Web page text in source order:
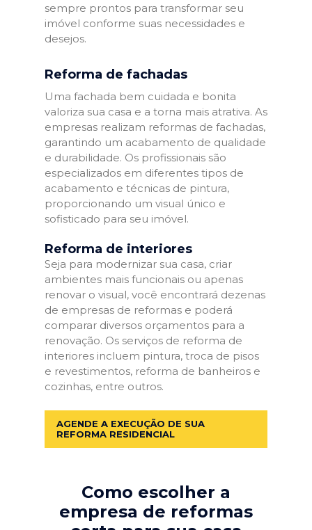
sempre prontos para transformar seu
imóvel conforme suas necessidades e
desejos.
Reforma de fachadas
Uma fachada bem cuidada e bonita
valoriza sua casa e a torna mais atrativa. As
empresas realizam reformas de fachadas,
garantindo um acabamento de qualidade
e durabilidade. Os profissionais são
especializados em diferentes tipos de
acabamento e técnicas de pintura,
proporcionando um visual único e
sofisticado para seu imóvel.
Reforma de interiores
Seja para modernizar sua casa, criar
ambientes mais funcionais ou apenas
renovar o visual, você encontrará dezenas
de empresas de reformas e poderá
comparar diversos orçamentos para a
renovação. Os serviços de reforma de
interiores incluem pintura, troca de pisos
e revestimentos, reforma de banheiros e
cozinhas, entre outros.
AGENDE A EXECUÇÃO DE SUA
REFORMA RESIDENCIAL
Como escolher a
empresa de reformas